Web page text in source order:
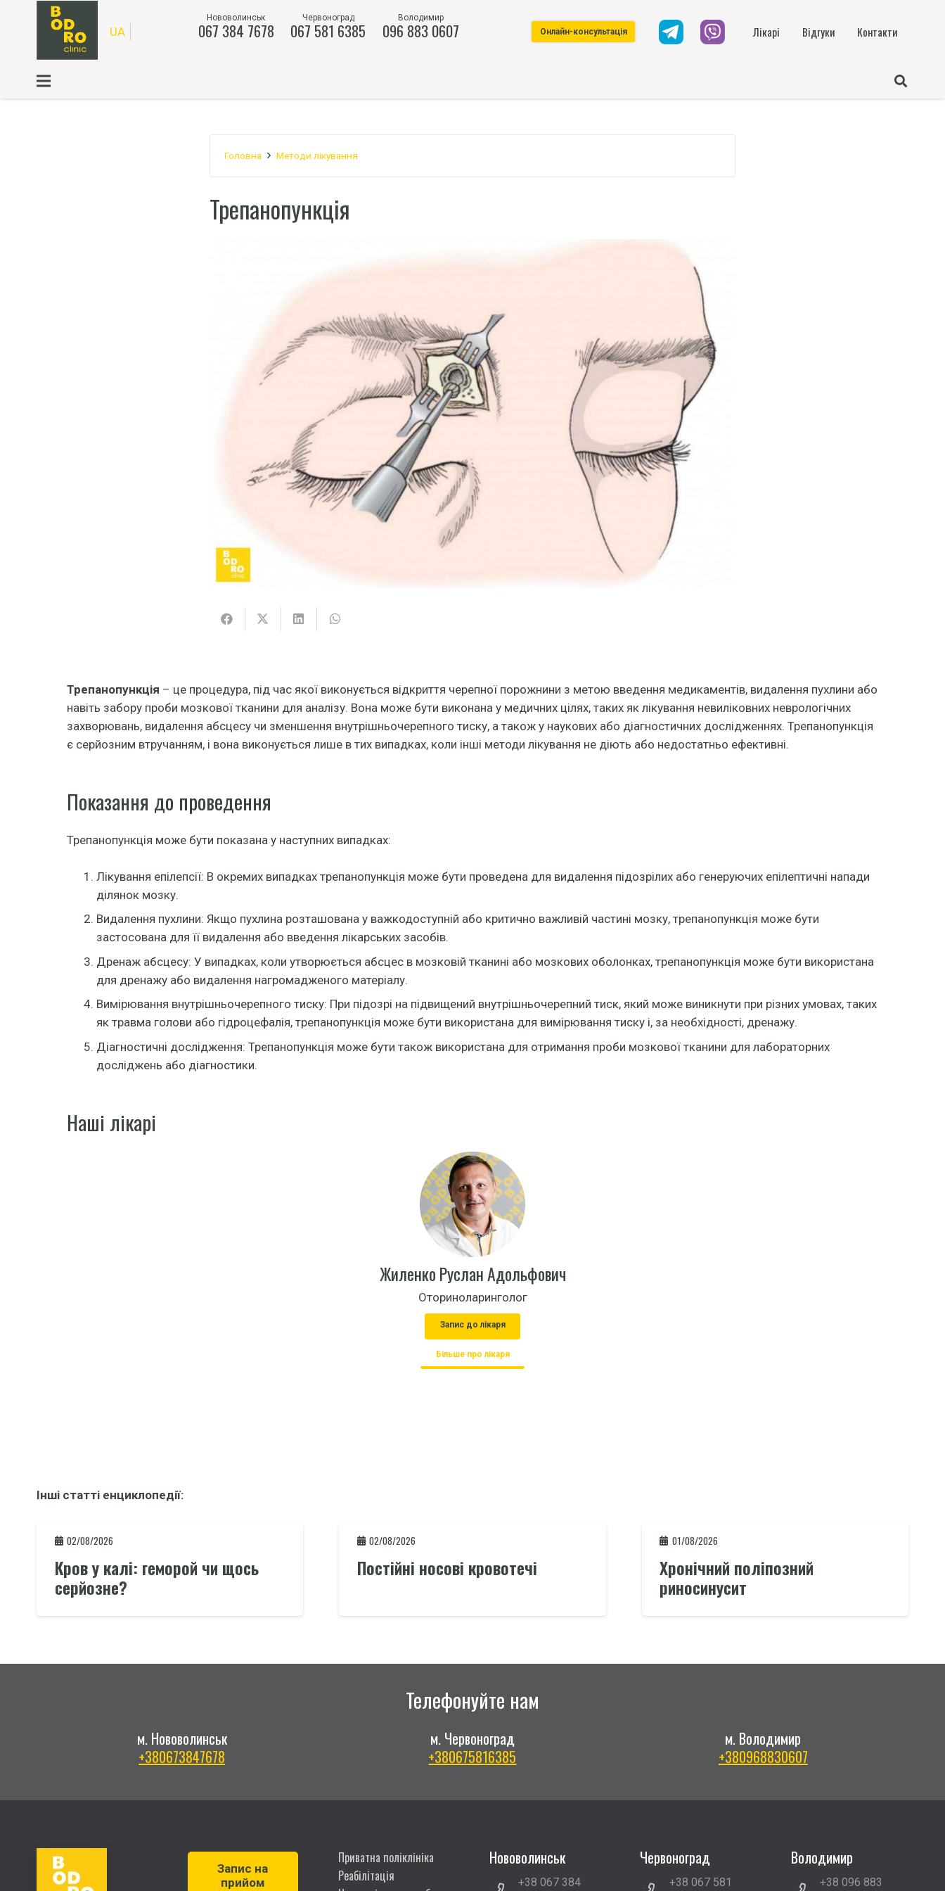
UA
Нововолинськ
067 384 7678
Червоноград
067 581 6385
Володимир
096 883 0607 Онлайн-консультація Лікарі Відгуки Контакти
Головна Методи лікування
Трепанопункція
Трепанопункція – це процедура, під час якої виконується відкриття черепної порожнини з метою введення медикаментів, видалення пухлини або
навіть забору проби мозкової тканини для аналізу. Вона може бути виконана у медичних цілях, таких як лікування невиліковних неврологічних
захворювань, видалення абсцесу чи зменшення внутрішньочерепного тиску, а також у наукових або діагностичних дослідженнях. Трепанопункція
є серйозним втручанням, і вона виконується лише в тих випадках, коли інші методи лікування не діють або недостатньо ефективні.
Показання до проведення
Трепанопункція може бути показана у наступних випадках:
Лікування епілепсії: В окремих випадках трепанопункція може бути проведена для видалення підозрілих або генеруючих епілептичні напади
ділянок мозку.
Видалення пухлини: Якщо пухлина розташована у важкодоступній або критично важливій частині мозку, трепанопункція може бути
застосована для її видалення або введення лікарських засобів.
Дренаж абсцесу: У випадках, коли утворюється абсцес в мозковій тканині або мозкових оболонках, трепанопункція може бути використана
для дренажу або видалення нагромадженого матеріалу.
Вимірювання внутрішньочерепного тиску: При підозрі на підвищений внутрішньочерепний тиск, який може виникнути при різних умовах, таких
як травма голови або гідроцефалія, трепанопункція може бути використана для вимірювання тиску і, за необхідності, дренажу.
Діагностичні дослідження: Трепанопункція може бути також використана для отримання проби мозкової тканини для лабораторних
досліджень або діагностики.
Наші лікарі
Жиленко Руслан Адольфович
Оториноларинголог
Запис до лікаря
Більше про лікаря
Інші статті енциклопедії:
02/08/2026
Кров у калі: геморой чи щось
серйозне?
02/08/2026
Постійні носові кровотечі
01/08/2026
Хронічний поліпозний
риносинусит
Телефонуйте нам
м. Нововолинськ
+380673847678
м. Червоноград
+380675816385
м. Володимир
+380968830607
Запис на
прийом
Приватна поліклініка
Реабілітація
Нововолинськ
+38 067 384
Червоноград
+38 067 581
Володимир
+38 096 883